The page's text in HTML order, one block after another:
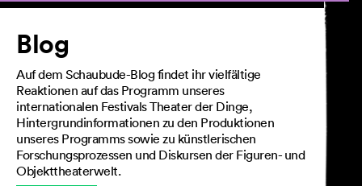
Artikel
Blog
Auf dem Schaubude-Blog findet ihr vielfältige
Reaktionen auf das Programm unseres
internationalen Festivals Theater der Dinge,
Hintergrundinformationen zu den Produktionen
unseres Programms sowie zu künstlerischen
Forschungsprozessen und Diskursen der Figuren- und
Objekttheaterwelt.